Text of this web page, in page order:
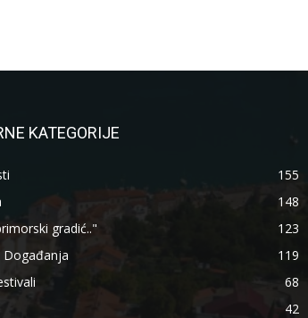
KATEGORIJE
155
148
gradić.."
123
Događanja
119
68
42